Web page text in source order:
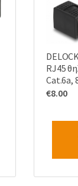
RJ45
Cat.6a,
€8.00